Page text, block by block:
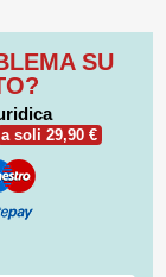
SU
a soli 29,90 €